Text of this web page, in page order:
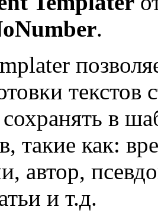
.
в
такие как:
автор,
и т.д.